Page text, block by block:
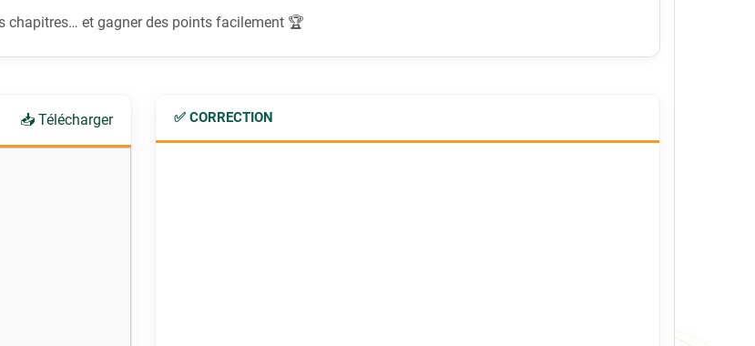
chapitres… et gagner des points facilement 🏆
📥 Télécharger ✅ CORRECTION